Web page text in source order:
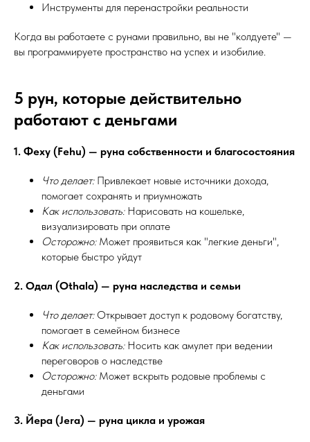
Инструменты для перенастройки реальности
Когда вы работаете с рунами правильно, вы не "колдуете" —
вы программируете пространство на успех и изобилие.
5 рун, которые действительно
работают с деньгами
1. Феху (Fehu) — руна собственности и благосостояния
Что делает:Привлекает новые источники дохода,
помогает сохранять и приумножать
Как использовать:Нарисовать на кошельке,
визуализировать при оплате
Осторожно:Может проявиться как "легкие деньги",
которые быстро уйдут
2. Одал (Othala) — руна наследства и семьи
Что делает:Открывает доступ к родовому богатству,
помогает в семейном бизнесе
Как использовать:Носить как амулет при ведении
переговоров о наследстве
Осторожно:Может вскрыть родовые проблемы с
деньгами
3. Йера (Jera) — руна цикла и урожая